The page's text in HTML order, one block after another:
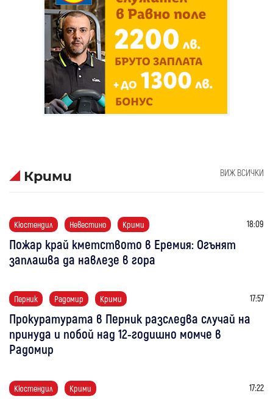
Крими ВИЖ ВСИЧКИ
Кюстендил Невестино Крими 18:09
Пожар край кметството в Еремия: Огънят
заплашва да навлезе в гора
Перник Радомир Крими 17:57
Прокуратурата в Перник разследва случай на
принуда и побой над 12-годишно момче в
Радомир
Кюстендил Крими 17:22